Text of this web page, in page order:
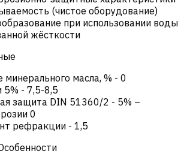
(чистое оборудование)
при использовании воды
жёсткости
масла, % - 0
5% - 7,5-8,5
защита DIN 51360/2 - 5% –
0
рефракции - 1,5